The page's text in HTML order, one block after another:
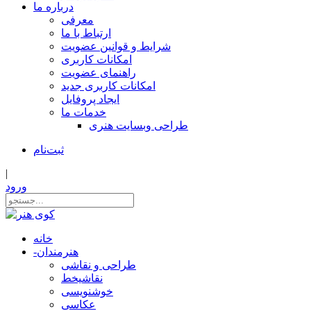
درباره ما
معرفی
ارتباط با ما
شرایط و قوانین عضویت
امکانات کاربری
راهنمای عضویت
امکانات کاربری جدید
ایجاد پروفایل
خدمات ما
طراحی وبسایت هنری
ثبت‌نام
|
ورود
خانه
-هنرمندان
طراحی و نقاشی
نقاشیخط
خوشنویسی
عکاسی